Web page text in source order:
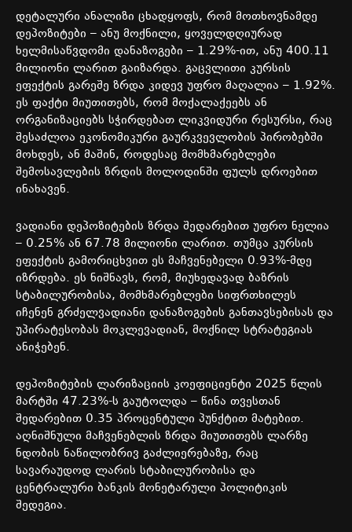
დეტალური ანალიზი ცხადყოფს, რომ მოთხოვნამდე
დეპოზიტები – ანუ მოქნილი, ყოველდღიურად
ხელმისაწვდომი დანაზოგები – 1.29%-ით, ანუ 400.11
მილიონი ლარით გაიზარდა. გაცვლითი კურსის
ეფექტის გარეშე ზრდა კიდევ უფრო მაღალია – 1.92%.
ეს ფაქტი მიუთითებს, რომ მოქალაქეებს ან
ორგანიზაციებს სჭირდებათ ლიკვიდური რესურსი, რაც
შესაძლოა ეკონომიკური გაურკვევლობის პირობებში
მოხდეს, ან მაშინ, როდესაც მომხმარებლები
შემოსავლების ზრდის მოლოდინში ფულს დროებით
ინახავენ.
ვადიანი დეპოზიტების ზრდა შედარებით უფრო ნელია
– 0.25% ან 67.78 მილიონი ლარით. თუმცა კურსის
ეფექტის გამორიცხვით ეს მაჩვენებელი 0.93%-მდე
იზრდება. ეს ნიშნავს, რომ, მიუხედავად ბაზრის
სტაბილურობისა, მომხმარებლები სიფრთხილეს
იჩენენ გრძელვადიანი დანაზოგების განთავსებისას და
უპირატესობას მოკლევადიან, მოქნილ სტრატეგიას
ანიჭებენ.
დეპოზიტების ლარიზაციის კოეფიციენტი 2025 წლის
მარტში 47.23%-ს გაუტოლდა – წინა თვესთან
შედარებით 0.35 პროცენტული პუნქტით მატებით.
აღნიშნული მაჩვენებლის ზრდა მიუთითებს ლარზე
ნდობის ნაწილობრივ გაძლიერებაზე, რაც
სავარაუდოდ ლარის სტაბილურობისა და
ცენტრალური ბანკის მონეტარული პოლიტიკის
შედეგია.